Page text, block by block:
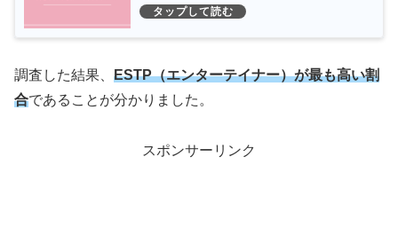
調査した結果、 ESTP（エンターテイナー）が最も高い割
合であることが分かりました。
スポンサーリンク